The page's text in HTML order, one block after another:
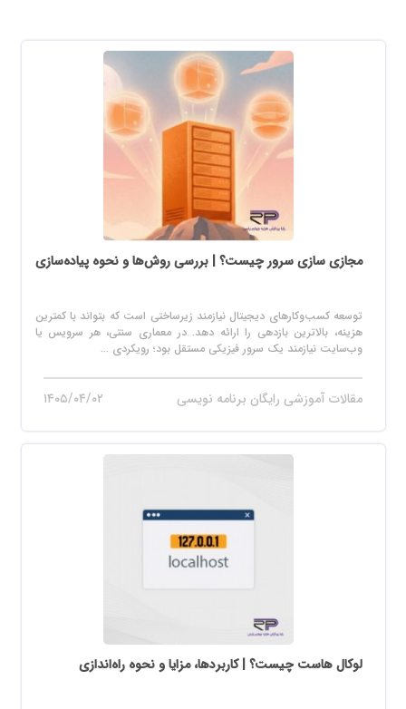
مجازی سازی سرور چیست؟ | بررسی روش‌ها و نحوه پیاده‌سازی
توسعه کسب‌وکارهای دیجیتال نیازمند زیرساختی است که بتواند با کمترین
هزینه، بالاترین بازدهی را ارائه دهد. در معماری سنتی، هر سرویس یا
وب‌سایت نیازمند یک سرور فیزیکی مستقل بود؛ رویکردی ...
مقالات آموزشی رایگان برنامه نویسی ۱۴۰۵/۰۴/۰۲
لوکال هاست چیست؟ | کاربردها، مزایا و نحوه راه‌اندازی